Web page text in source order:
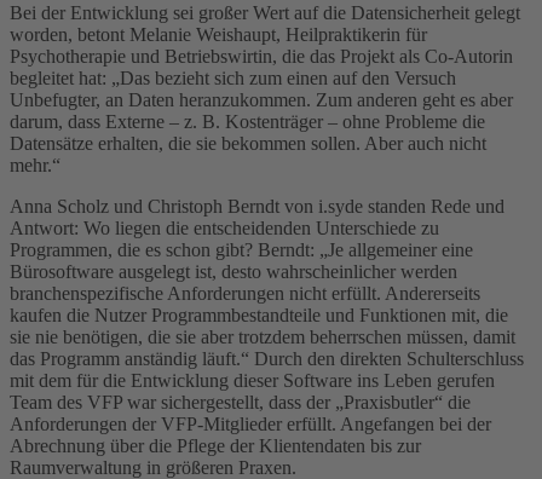
Bei der Entwicklung sei großer Wert auf die Datensicherheit gelegt
worden, betont Melanie Weishaupt, Heilpraktikerin für
Psychotherapie und Betriebswirtin, die das Projekt als Co-Autorin
begleitet hat: „Das bezieht sich zum einen auf den Versuch
Unbefugter, an Daten heranzukommen. Zum anderen geht es aber
darum, dass Externe – z. B. Kostenträger – ohne Probleme die
Datensätze erhalten, die sie bekommen sollen. Aber auch nicht
mehr.“
Anna Scholz und Christoph Berndt von i.syde standen Rede und
Antwort: Wo liegen die entscheidenden Unterschiede zu
Programmen, die es schon gibt? Berndt: „Je allgemeiner eine
Bürosoftware ausgelegt ist, desto wahrscheinlicher werden
branchenspezifische Anforderungen nicht erfüllt. Andererseits
kaufen die Nutzer Programmbestandteile und Funktionen mit, die
sie nie benötigen, die sie aber trotzdem beherrschen müssen, damit
das Programm anständig läuft.“ Durch den direkten Schulterschluss
mit dem für die Entwicklung dieser Software ins Leben gerufen
Team des VFP war sichergestellt, dass der „Praxisbutler“ die
Anforderungen der VFP-Mitglieder erfüllt. Angefangen bei der
Abrechnung über die Pflege der Klientendaten bis zur
Raumverwaltung in größeren Praxen.